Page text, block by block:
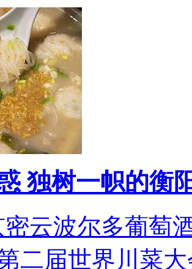
独树一帜的衡
密云波尔多葡萄
二届世界川菜